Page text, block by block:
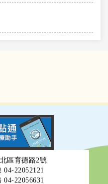
區育德路2號
04-22052121
04-22056631